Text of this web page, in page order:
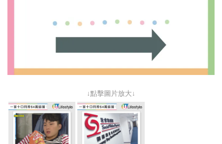
↓點擊圖片放大↓